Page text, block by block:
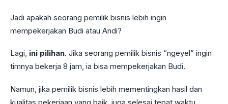
Jadi apakah seorang pemilik bisnis lebih ingin
mempekerjakan Budi atau Andi?
Lagi, ini pilihan. Jika seorang pemilik bisnis “ngeyel” ingin
timnya bekerja 8 jam, ia bisa mempekerjakan Budi.
Namun, jika pemilik bisnis lebih mementingkan hasil dan